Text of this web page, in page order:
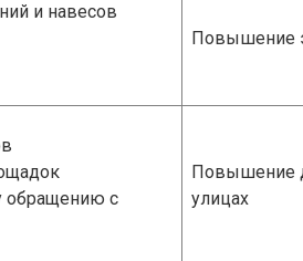
и навесов
Повышение
обращению с
Повышение
улицах